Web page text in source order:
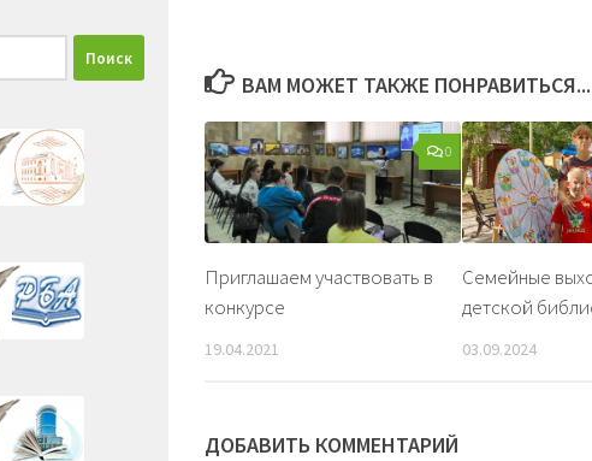
ВАМ МОЖЕТ ТАКЖЕ ПОНРАВИТЬСЯ...
0
Приглашаем участвовать в
конкурсе
19.04.2021
Семейные
детской
03.09.2024
ДОБАВИТЬ КОММЕНТАРИЙ